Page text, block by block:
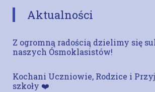
Aktualności
Z ogromną radością dzielimy się
naszych Ósmoklasistów!
Kochani Uczniowie, Rodzice i
szkoły ❤️